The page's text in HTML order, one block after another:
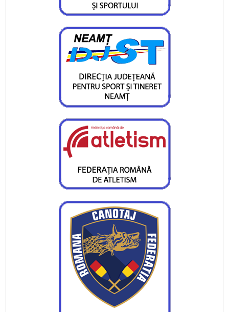
mai mare
Medalii și confirmări la concursurile
internaționale pentru CS Ceahlăul
Campionatul Național pe ergometru - Deva
Obiective reușite la București și Craiova
Sfârșit de săptămână cu finală de campionat
Atleții de la CS Ceahlăul au fost medaliați la
Trei locuri I, un loc II si cinci locuri III pentru
flotila Ceahlaului
Pietrenii au fost campioni la Targu-Mures
Campionatul Național de Karate Traditional
Fudokan